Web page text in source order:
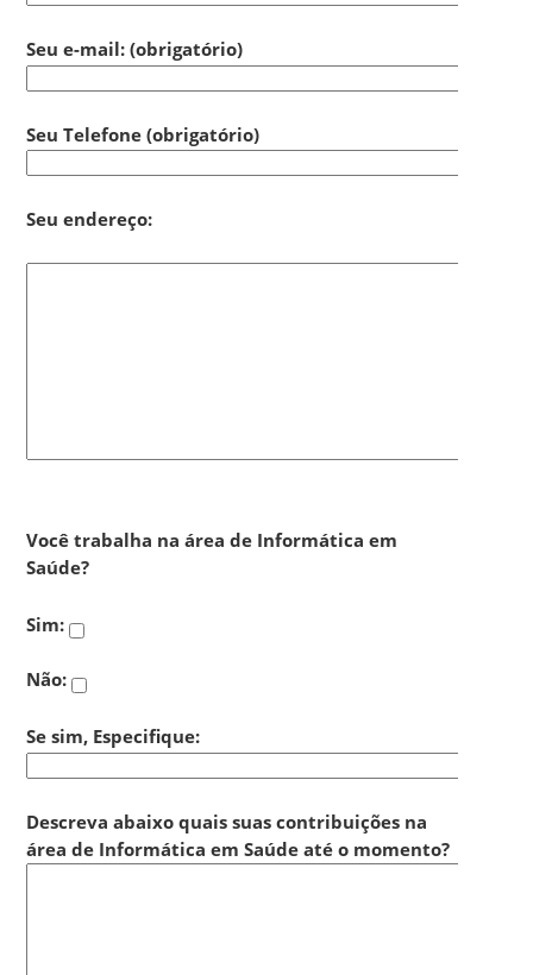
Seu e-mail: (obrigatório)
Seu Telefone (obrigatório)
Seu endereço:
Você trabalha na área de Informática em
Saúde?
Sim:
Não:
Se sim, Especifique:
Descreva abaixo quais suas contribuições na
área de Informática em Saúde até o momento?